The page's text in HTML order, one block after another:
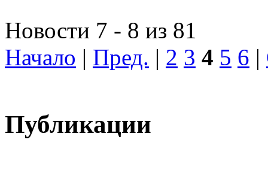
Новости 7 - 8 из 81
Начало | Пред. | 2 3 4 5 6 |
Публикации